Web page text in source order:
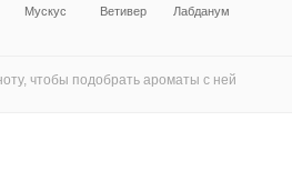
Мускус Ветивер Лабданум
чтобы подобрать ароматы с ней